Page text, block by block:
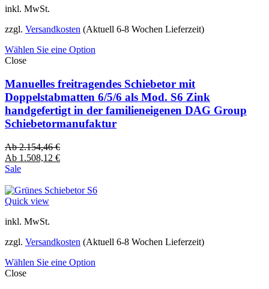
inkl. MwSt.
zzgl. Versandkosten (Aktuell 6-8 Wochen Lieferzeit)
Wählen Sie eine Option
Close
Manuelles freitragendes Schiebetor mit
Doppelstabmatten 6/5/6 als Mod. S6 Zink
handgefertigt in der familieneigenen DAG Group
Schiebetormanufaktur
Ab2.154,46€
Ab 1.508,12 €
Sale
Quick view
inkl. MwSt.
zzgl. Versandkosten (Aktuell 6-8 Wochen Lieferzeit)
Wählen Sie eine Option
Close